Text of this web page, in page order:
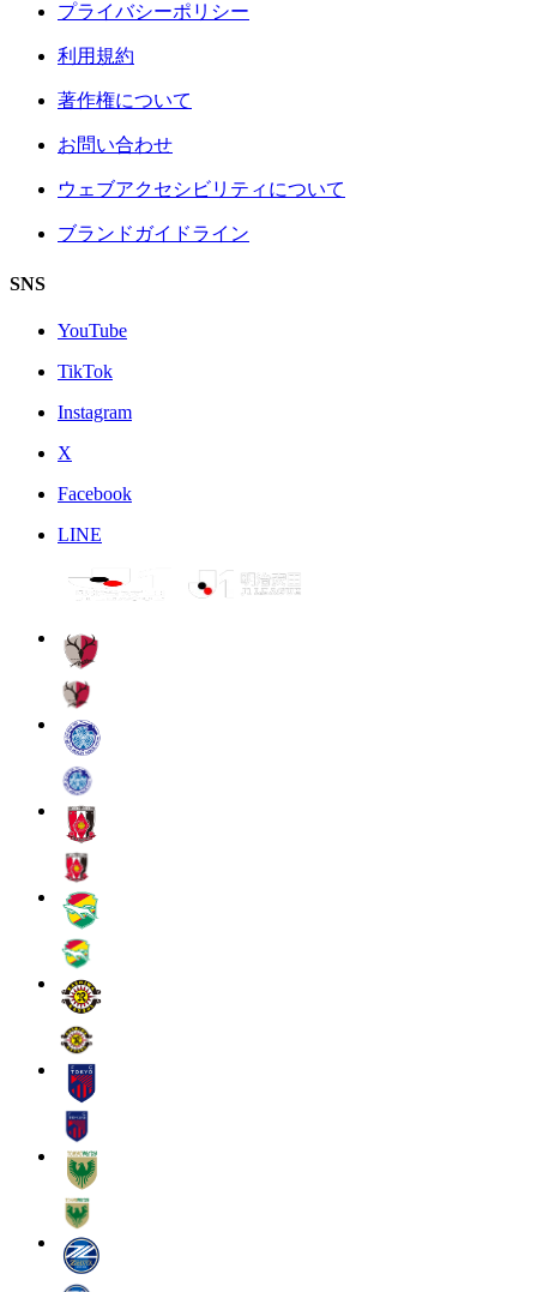
プライバシーポリシー
利用規約
著作権について
お問い合わせ
ウェブアクセシビリティについて
ブランドガイドライン
SNS
YouTube
TikTok
Instagram
X
Facebook
LINE